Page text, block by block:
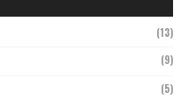
(13)
(9)
(5)